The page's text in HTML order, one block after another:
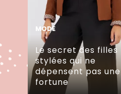
MODE
Le secret des filles
stylées qui ne
dépensent pas une
fortune